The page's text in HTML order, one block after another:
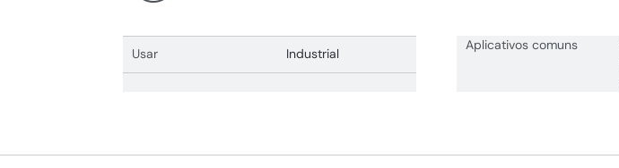
Usar Industrial
Aplicativos comuns